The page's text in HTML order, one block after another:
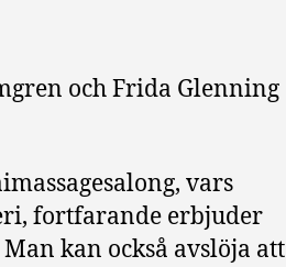
och Frida Glenning
vars
fortfarande erbjuder
kan också avslöja att